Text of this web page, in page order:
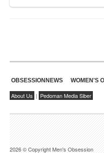
OBSESSIONNEWS WOMEN'S
About Us | Pedoman Media Siber
2026 © Copyright Men's Obsession